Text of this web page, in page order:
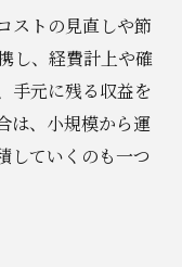
ストの見直しや節
し、経費計上や確
手元に残る収益を
は、小規模から運
していくのも一つ